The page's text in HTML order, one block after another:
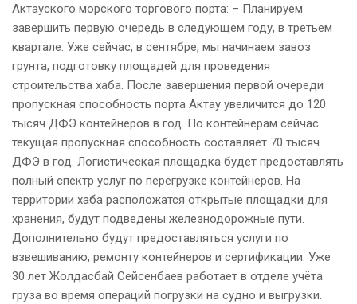
Актауского морского торгового порта: – Планируем
завершить первую очередь в следующем году, в третьем
квартале. Уже сейчас, в сентябре, мы начинаем завоз
грунта, подготовку площадей для проведения
строительства хаба. После завершения первой очереди
пропускная способность порта Актау увеличится до 120
тысяч ДФЭ контейнеров в год. По контейнерам сейчас
текущая пропускная способность составляет 70 тысяч
ДФЭ в год. Логистическая площадка будет предоставлять
полный спектр услуг по перегрузке контейнеров. На
территории хаба расположатся открытые площадки для
хранения, будут подведены железнодорожные пути.
Дополнительно будут предоставляться услуги по
взвешиванию, ремонту контейнеров и сертификации. Уже
30 лет Жолдасбай Сейсенбаев работает в отделе учёта
груза во время операций погрузки на судно и выгрузки.